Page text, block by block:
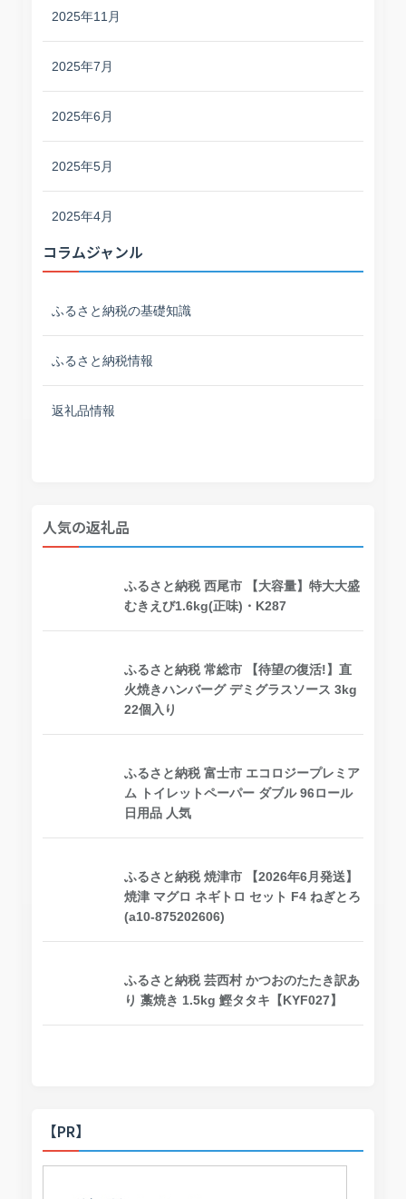
2025年11月
2025年7月
2025年6月
2025年5月
2025年4月
コラムジャンル
ふるさと納税の基礎知識
ふるさと納税情報
返礼品情報
人気の返礼品
ふるさと納税 西尾市 【大容量】特大大盛
むきえび1.6kg(正味)・K287
ふるさと納税 常総市 【待望の復活!】直
火焼きハンバーグ デミグラスソース 3kg
22個入り
ふるさと納税 富士市 エコロジープレミア
ム トイレットペーパー ダブル 96ロール
日用品 人気
ふるさと納税 焼津市 【2026年6月発送】
焼津 マグロ ネギトロ セット F4 ねぎとろ
(a10-875202606)
ふるさと納税 芸西村 かつおのたたき訳あ
り 藁焼き 1.5kg 鰹タタキ【KYF027】
【PR】